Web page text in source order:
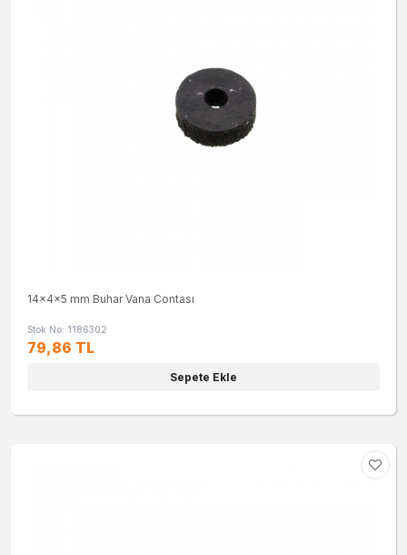
14x4x5 mm Buhar Vana Contası
Stok No: 1186302
79,86 TL
Sepete Ekle